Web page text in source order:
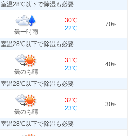
室温28℃以下で除湿も必要
曇一時雨
30℃
22℃
70%
室温28℃以下で除湿も必要
曇のち晴
31℃
23℃
40%
室温28℃以下で除湿も必要
曇のち晴
32℃
23℃
30%
室温28℃以下で除湿も必要